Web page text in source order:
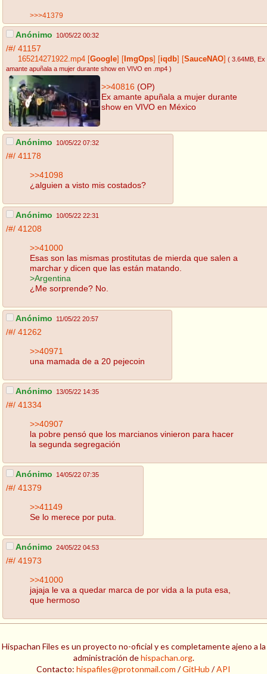
>>>41379
Anónimo 10/05/22 00:32
/#/ 41157
165214271922.mp4 Google ImgOps iqdb SauceNAO ( 3.64MB , Ex
amante apuñala a mujer durante show en VIVO en .mp4 )
>>40816 (OP)
Ex amante apuñala a mujer durante
show en VIVO en México
Anónimo 10/05/22 07:32
/#/ 41178
>>41098
¿alguien a visto mis costados?
Anónimo 10/05/22 22:31
/#/ 41208
>>41000
Esas son las mismas prostitutas de mierda que salen a
marchar y dicen que las están matando.
>Argentina
¿Me sorprende? No.
Anónimo 11/05/22 20:57
/#/ 41262
>>40971
una mamada de a 20 pejecoin
Anónimo 13/05/22 14:35
/#/ 41334
>>40907
la pobre pensó que los marcianos vinieron para hacer
la segunda segregación
Anónimo 14/05/22 07:35
/#/ 41379
>>41149
Se lo merece por puta.
Anónimo 24/05/22 04:53
/#/ 41973
>>41000
jajaja le va a quedar marca de por vida a la puta esa,
que hermoso
Hispachan Files es un proyecto no-oficial y es completamente ajeno a la
administración dehispachan.org.
Contacto: hispafiles@protonmail.com /GitHub /API